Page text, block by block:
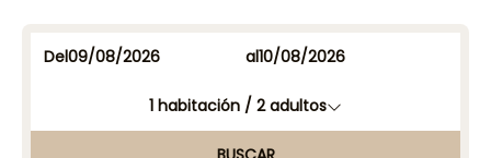
Del al
1 habitación / 2adultos